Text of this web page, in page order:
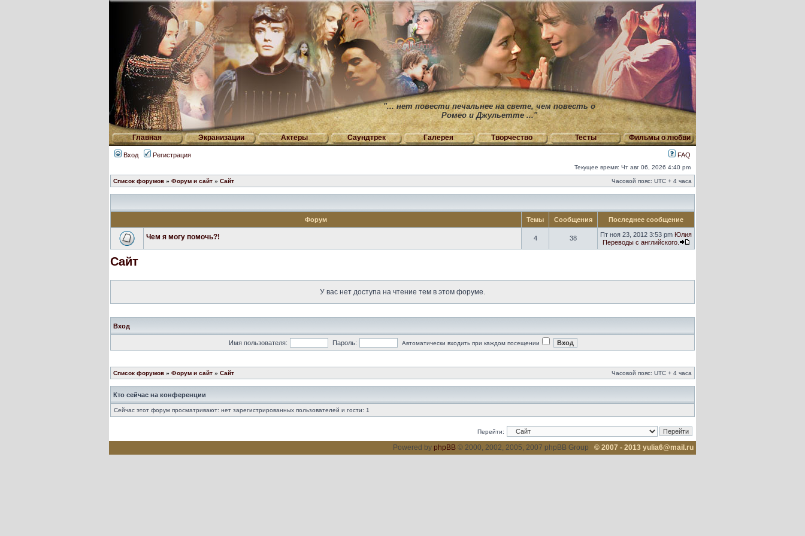
"... нет повести печальнее на свете, чем повесть о
Ромео и Джульетте ..."
Главная Экранизации Актеры Саундтрек Галерея Творчество Тесты Фильмы о любви
Вход Регистрация FAQ
Текущее время: Чт авг 06, 2026 4:40 pm
Список форумов » Форум и сайт » Сайт Часовой пояс: UTC + 4 часа
Форум Темы Сообщения Последнее сообщение
Чем я могу помочь?! 4 38 Пт ноя 23, 2012 3:53 pm Юлия
Переводы с английского.
Сайт
У вас нет доступа на чтение тем в этом форуме.
Вход
Имя пользователя: Пароль: Автоматически входить при каждом посещении
Список форумов » Форум и сайт » Сайт Часовой пояс: UTC + 4 часа
Кто сейчас на конференции
Сейчас этот форум просматривают: нет зарегистрированных пользователей и гости: 1
Перейти:
Powered by phpBB © 2000, 2002, 2005, 2007 phpBB Group © 2007 - 2013 yulia6@mail.ru